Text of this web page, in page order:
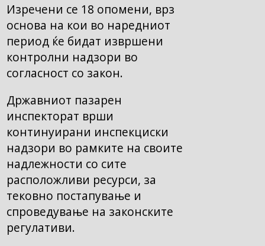
Изречени се 18 опомени, врз
основа на кои во наредниот
период ќе бидат извршени
контролни надзори во
согласност со закон.
Државниот пазарен
инспекторат врши
континуирани инспекциски
надзори во рамките на своите
надлежности со сите
расположливи ресурси, за
тековно постапување и
спроведување на законските
регулативи.